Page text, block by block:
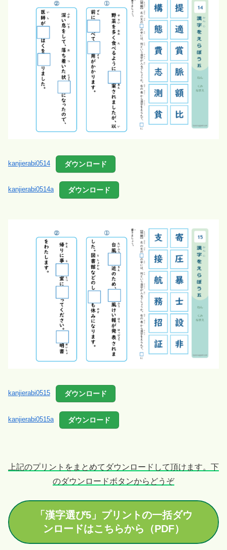
kanjierabi0514 ダウンロード
kanjierabi0514a ダウンロード
kanjierabi0515 ダウンロード
kanjierabi0515a ダウンロード
上記のプリントをまとめてダウンロードして頂けます。下
のダウンロードボタンからどうぞ
「漢字選び5」プリントの一括ダウ
ンロードはこちらから（PDF）